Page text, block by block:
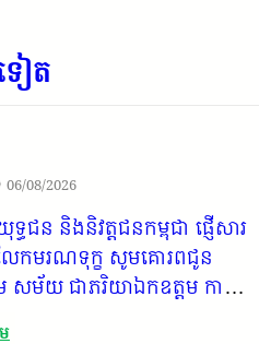
ៀត
06/08/2026
ជន និងនិវត្តជនកម្ពុជា ផ្ញើសារ
កមរណទុក្ខ សូមគោរពជូន
សម័យ ជាភរិយាឯកឧត្តម កាយ
រាជរដ្ឋាភិបាលកម្ពុជា